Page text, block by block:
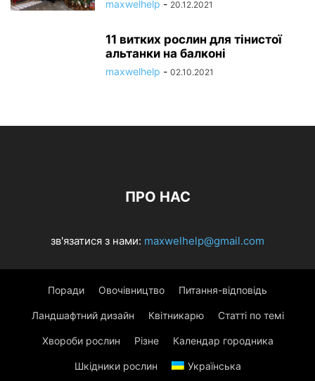
maxwelhelp - 20.12.2021
11 витких рослин для тінистої
альтанки на балконі
maxwelhelp - 02.10.2021
ПРО НАС
зв'язатися з нами: maxwelhelp@gmail.com
Поради Овочівництво Питання-відповідь
Ландшафтний дизайн Квітникарю Статті по темі
Хвороби рослин Різне Календар городника
Шкідники рослин Українська